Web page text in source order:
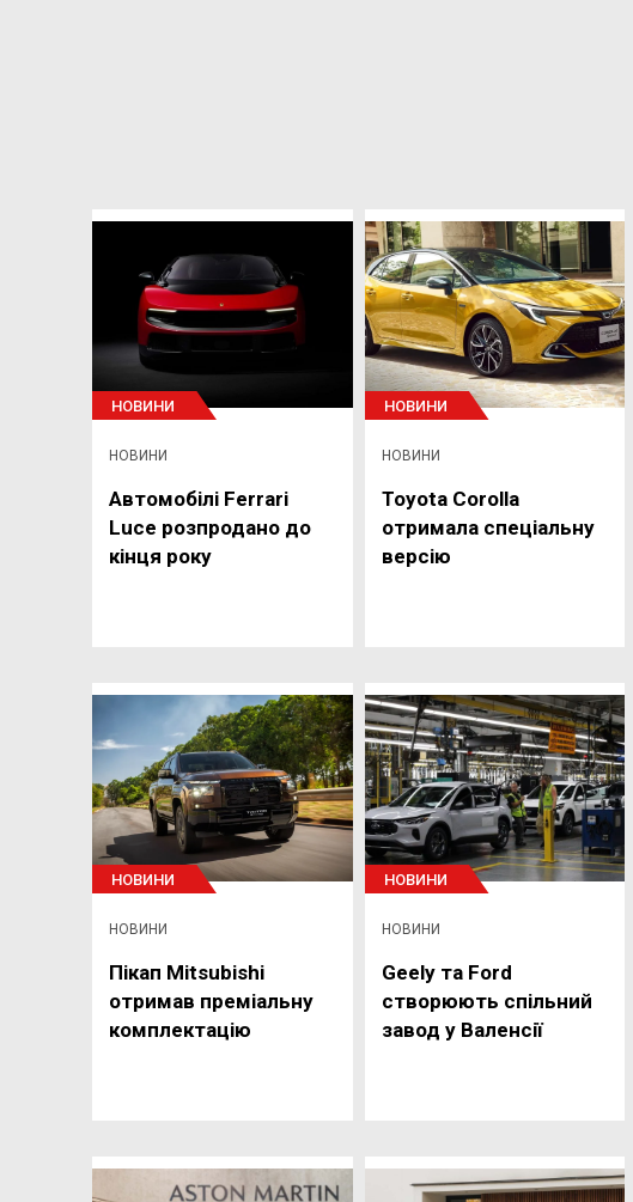
НОВИНИ
НОВИНИ
Автомобілі Ferrari
Luce розпродано до
кінця року
НОВИНИ
НОВИНИ
Toyota Corolla
отримала спеціальну
версію
НОВИНИ
НОВИНИ
Пікап Mitsubishi
отримав преміальну
комплектацію
НОВИНИ
НОВИНИ
Geely та Ford
створюють спільний
завод у Валенсії